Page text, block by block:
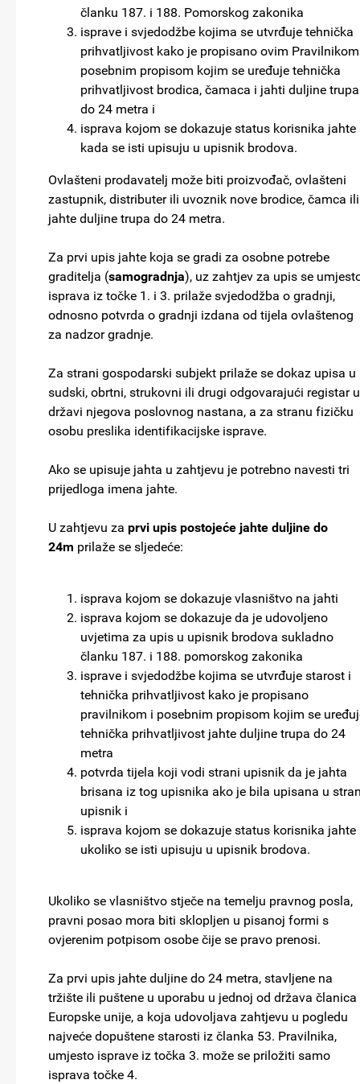
članku 187. i 188. Pomorskog zakonika
isprave i svjedodžbe kojima se utvrđuje tehnička
prihvatljivost kako je propisano ovim
posebnim propisom kojim se uređuje tehnička
prihvatljivost brodica, čamaca i jahti duljine trupa
do 24 metra i
isprava kojom se dokazuje status korisnika jahte
kada se isti upisuju u upisnik brodova.
Ovlašteni prodavatelj može biti proizvođač, ovlašteni
zastupnik, distributer ili uvoznik nove brodice, čamca ili
jahte duljine trupa do 24 metra.
Za prvi upis jahte koja se gradi za osobne potrebe
graditelja (samogradnja), uz zahtjev za upis se
isprava iz točke 1. i 3. prilaže svjedodžba o gradnji,
odnosno potvrda o gradnji izdana od tijela ovlaštenog
za nadzor gradnje.
Za strani gospodarski subjekt prilaže se dokaz upisa u
sudski, obrtni, strukovni ili drugi odgovarajući registar u
državi njegova poslovnog nastana, a za stranu fizičku
osobu preslika identifikacijske isprave.
Ako se upisuje jahta u zahtjevu je potrebno navesti tri
prijedloga imena jahte.
U zahtjevu za prvi upis postojeće jahte duljine do
24m prilaže se sljedeće:
isprava kojom se dokazuje vlasništvo na jahti
isprava kojom se dokazuje da je udovoljeno
uvjetima za upis u upisnik brodova sukladno
članku 187. i 188. pomorskog zakonika
isprave i svjedodžbe kojima se utvrđuje starost i
tehnička prihvatljivost kako je propisano
pravilnikom i posebnim propisom kojim se
tehnička prihvatljivost jahte duljine trupa do 24
metra
potvrda tijela koji vodi strani upisnik da je jahta
brisana iz tog upisnika ako je bila upisana u
upisnik i
isprava kojom se dokazuje status korisnika jahte
ukoliko se isti upisuju u upisnik brodova.
Ukoliko se vlasništvo stječe na temelju pravnog posla,
pravni posao mora biti sklopljen u pisanoj formi s
ovjerenim potpisom osobe čije se pravo prenosi.
Za prvi upis jahte duljine do 24 metra, stavljene na
tržište ili puštene u uporabu u jednoj od država članica
Europske unije, a koja udovoljava zahtjevu u pogledu
najveće dopuštene starosti iz članka 53. Pravilnika,
umjesto isprave iz točka 3. može se priložiti samo
isprava točke 4.